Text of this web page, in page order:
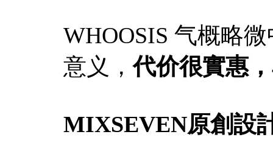
WHOOSIS 气概略
意义，代价很實惠
MIXSEVEN原創設